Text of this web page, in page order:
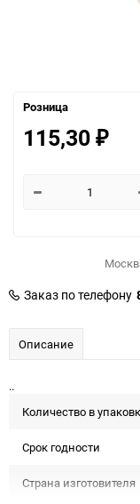
Розница
115,30 ₽
Заказ по телефону
Описание
..
Количество в
Срок годности
Страна изготовителя